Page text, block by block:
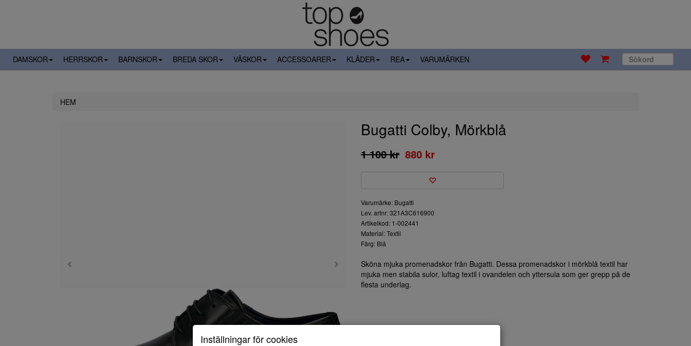
DAMSKOR HERRSKOR BARNSKOR BREDA SKOR VÄSKOR ACCESSOARER KLÄDER REA VARUMÄRKEN
HEM
Bugatti Colby, Mörkblå
1 100 kr 880 kr
Varumärke: Bugatti
Lev. artnr: 321A3C616900
Artikelkod: 1-002441
Material: Textil
Färg: Blå
Sköna mjuka promenadskor från Bugatti. Dessa promenadskor i mörkblå textil har
mjuka men stabila sulor, luftag textil i ovandelen och yttersula som ger grepp på de
flesta underlag.
Inställningar för cookies